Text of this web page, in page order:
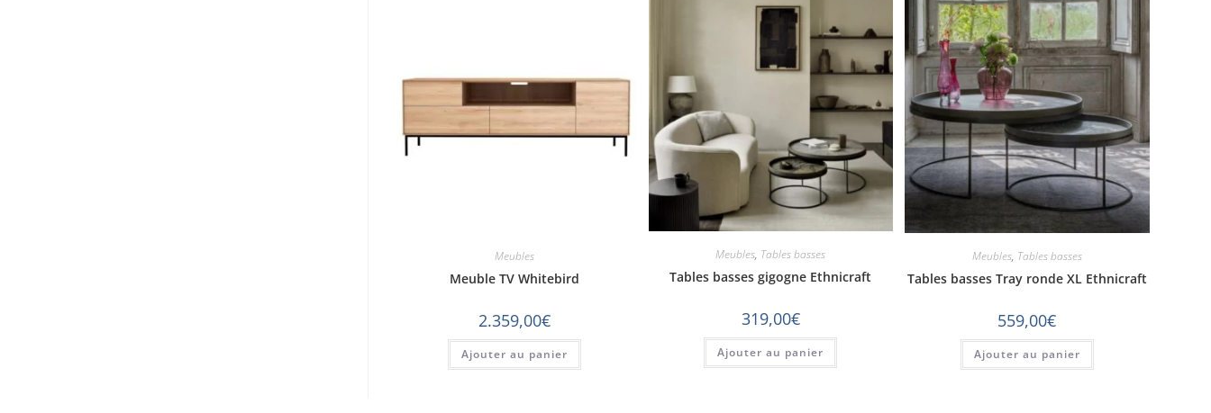
Meubles
Meuble TV Whitebird
2.359,00€
Ajouter au panier
Meubles, Tables basses
Tables basses gigogne Ethnicraft
319,00€
Ajouter au panier
Meubles, Tables basses
Tables basses Tray ronde XL Ethnicraft
559,00€
Ajouter au panier